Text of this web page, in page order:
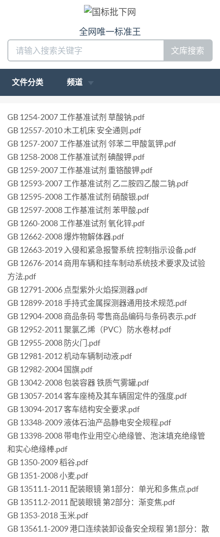
全网唯一标准王
文库搜索
文件分类 频道
GB 1254-2007 工作基准试剂 草酸钠.pdf
GB 12557-2010 木工机床 安全通则.pdf
GB 1257-2007 工作基准试剂 邻苯二甲酸氢钾.pdf
GB 1258-2008 工作基准试剂 碘酸钾.pdf
GB 1259-2007 工作基准试剂 重铬酸钾.pdf
GB 12593-2007 工作基准试剂 乙二胺四乙酸二钠.pdf
GB 12595-2008 工作基准试剂 硝酸银.pdf
GB 12597-2008 工作基准试剂 苯甲酸.pdf
GB 1260-2008 工作基准试剂 氧化锌.pdf
GB 12662-2008 爆炸物解体器.pdf
GB 12663-2019 入侵和紧急报警系统 控制指示设备.pdf
GB 12676-2014 商用车辆和挂车制动系统技术要求及试验
方法.pdf
GB 12791-2006 点型紫外火焰探测器.pdf
GB 12899-2018 手持式金属探测器通用技术规范.pdf
GB 12904-2008 商品条码 零售商品编码与条码表示.pdf
GB 12952-2011 聚氯乙烯（PVC）防水卷材.pdf
GB 12955-2008 防火门.pdf
GB 12981-2012 机动车辆制动液.pdf
GB 12982-2004 国旗.pdf
GB 13042-2008 包装容器 铁质气雾罐.pdf
GB 13057-2014 客车座椅及其车辆固定件的强度.pdf
GB 13094-2017 客车结构安全要求.pdf
GB 13348-2009 液体石油产品静电安全规程.pdf
GB 13398-2008 带电作业用空心绝缘管、泡沫填充绝缘管
和实心绝缘棒.pdf
GB 1350-2009 稻谷.pdf
GB 1351-2008 小麦.pdf
GB 13511.1-2011 配装眼镜 第1部分：单光和多焦点.pdf
GB 13511.2-2011 配装眼镜 第2部分：渐变焦.pdf
GB 1353-2018 玉米.pdf
GB 13561.1-2009 港口连续装卸设备安全规程 第1部分：散